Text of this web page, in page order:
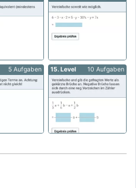
5 Aufgaben 15. Level 10 Aufgaben